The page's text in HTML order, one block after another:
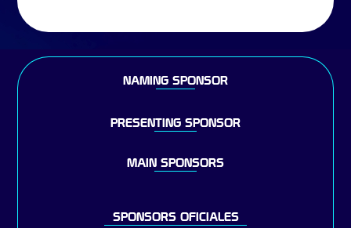
NAMING SPONSOR
PRESENTING SPONSOR
MAIN SPONSORS
SPONSORS OFICIALES